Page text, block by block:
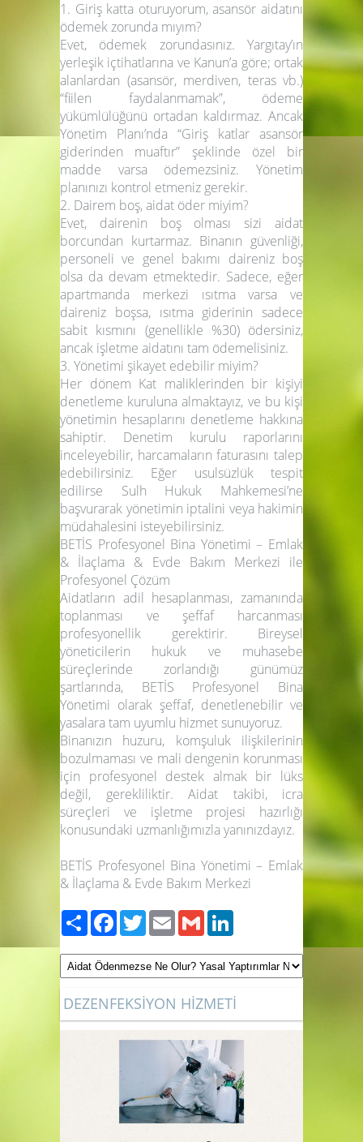
1. Giriş katta oturuyorum, asansör aidatını
ödemek zorunda mıyım?
Evet, ödemek zorundasınız. Yargıtay’ın
yerleşik içtihatlarına ve Kanun’a göre; ortak
alanlardan (asansör, merdiven, teras vb.)
“fiilen faydalanmamak”, ödeme
yükümlülüğünü ortadan kaldırmaz. Ancak
Yönetim Planı’nda “Giriş katlar asansör
giderinden muaftır” şeklinde özel bir
madde varsa ödemezsiniz. Yönetim
planınızı kontrol etmeniz gerekir.
2. Dairem boş, aidat öder miyim?
Evet, dairenin boş olması sizi aidat
borcundan kurtarmaz. Binanın güvenliği,
personeli ve genel bakımı daireniz boş
olsa da devam etmektedir. Sadece, eğer
apartmanda merkezi ısıtma varsa ve
daireniz boşsa, ısıtma giderinin sadece
sabit kısmını (genellikle %30) ödersiniz,
ancak işletme aidatını tam ödemelisiniz.
3. Yönetimi şikayet edebilir miyim?
Her dönem Kat maliklerinden bir kişiyi
denetleme kuruluna almaktayız, ve bu kişi
yönetimin hesaplarını denetleme hakkına
sahiptir. Denetim kurulu raporlarını
inceleyebilir, harcamaların faturasını talep
edebilirsiniz. Eğer usulsüzlük tespit
edilirse Sulh Hukuk Mahkemesi’ne
başvurarak yönetimin iptalini veya hakimin
müdahalesini isteyebilirsiniz.
BETİS Profesyonel Bina Yönetimi – Emlak
& İlaçlama & Evde Bakım Merkezi ile
Profesyonel Çözüm
Aidatların adil hesaplanması, zamanında
toplanması ve şeffaf harcanması
profesyonellik gerektirir. Bireysel
yöneticilerin hukuk ve muhasebe
süreçlerinde zorlandığı günümüz
şartlarında, BETİS Profesyonel Bina
Yönetimi olarak şeffaf, denetlenebilir ve
yasalara tam uyumlu hizmet sunuyoruz.
Binanızın huzuru, komşuluk ilişkilerinin
bozulmaması ve mali dengenin korunması
için profesyonel destek almak bir lüks
değil, gerekliliktir. Aidat takibi, icra
süreçleri ve işletme projesi hazırlığı
konusundaki uzmanlığımızla yanınızdayız.
BETİS Profesyonel Bina Yönetimi – Emlak
& İlaçlama & Evde Bakım Merkezi
PaylaşFacebook
TwitterEmailGmail
DEZENFEKSİYON HİZMETİ